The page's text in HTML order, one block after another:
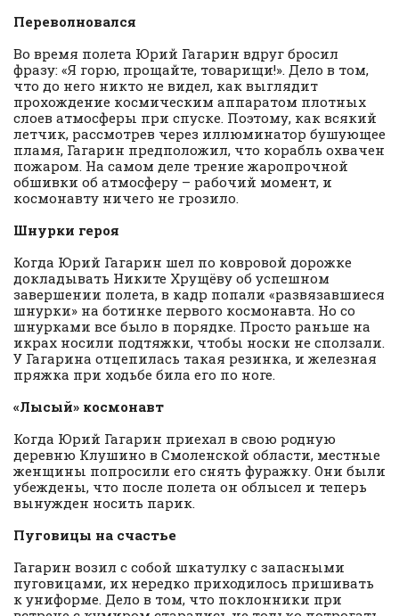
Переволновался
Во время полета Юрий Гагарин вдруг бросил
фразу: «Я горю, прощайте, товарищи!». Дело в том,
что до него никто не видел, как выглядит
прохождение космическим аппаратом плотных
слоев атмосферы при спуске. Поэтому, как всякий
летчик, рассмотрев через иллюминатор бушующее
пламя, Гагарин предположил, что корабль охвачен
пожаром. На самом деле трение жаропрочной
обшивки об атмосферу – рабочий момент, и
космонавту ничего не грозило.
Шнурки героя
Когда Юрий Гагарин шел по ковровой дорожке
докладывать Никите Хрущёву об успешном
завершении полета, в кадр попали «развязавшиеся
шнурки» на ботинке первого космонавта. Но со
шнурками все было в порядке. Просто раньше на
икрах носили подтяжки, чтобы носки не сползали.
У Гагарина отцепилась такая резинка, и железная
пряжка при ходьбе била его по ноге.
«Лысый» космонавт
Когда Юрий Гагарин приехал в свою родную
деревню Клушино в Смоленской области, местные
женщины попросили его снять фуражку. Они были
убеждены, что после полета он облысел и теперь
вынужден носить парик.
Пуговицы на счастье
Гагарин возил с собой шкатулку с запасными
пуговицами, их нередко приходилось пришивать
к униформе. Дело в том, что поклонники при